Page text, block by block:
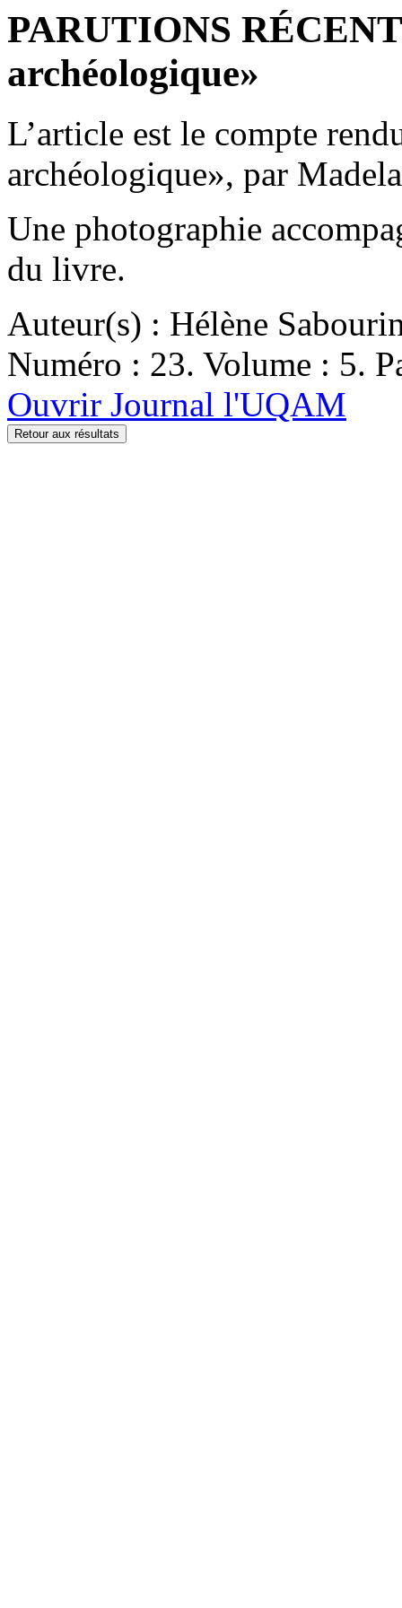
PARUTIONS
archéologique»
L’article est le compte
archéologique», par
Une photographie
du livre.
Auteur(s) : Hélène
Numéro : 23. Volume : 5.
Ouvrir Journal l'UQAM
Retour aux résultats